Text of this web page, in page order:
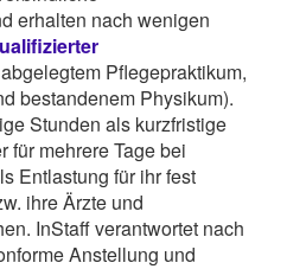
erhalten nach wenigen
Pflegepraktikum,
bestandenem Physikum).
Stunden als kurzfristige
für mehrere Tage bei
Entlastung für ihr fest
ihre Ärzte und
InStaffverantwortet nach
Anstellung und